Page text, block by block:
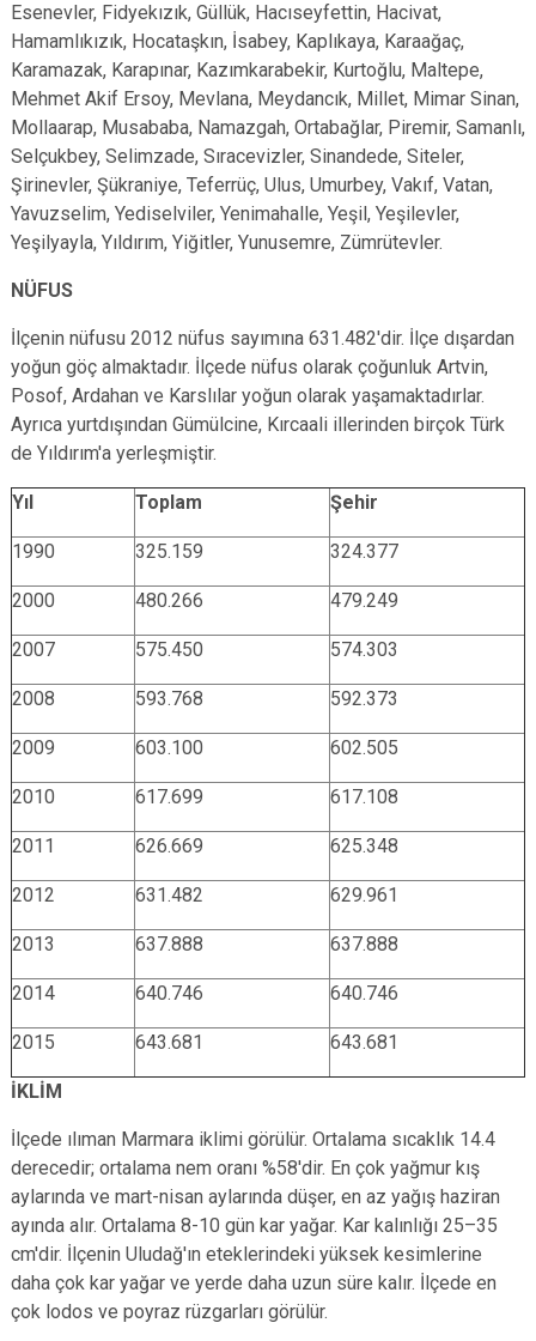
Esenevler, Fidyekızık, Güllük, Hacıseyfettin, Hacivat,
Hamamlıkızık, Hocataşkın, İsabey, Kaplıkaya, Karaağaç,
Karamazak, Karapınar, Kazımkarabekir, Kurtoğlu, Maltepe,
Mehmet Akif Ersoy, Mevlana, Meydancık, Millet, Mimar Sinan,
Mollaarap, Musababa, Namazgah, Ortabağlar, Piremir, Samanlı,
Selçukbey, Selimzade, Sıracevizler, Sinandede, Siteler,
Şirinevler, Şükraniye, Teferrüç, Ulus, Umurbey, Vakıf, Vatan,
Yavuzselim, Yediselviler, Yenimahalle, Yeşil, Yeşilevler,
Yeşilyayla, Yıldırım, Yiğitler, Yunusemre, Zümrütevler.
NÜFUS
İlçenin nüfusu 2012 nüfus sayımına 631.482'dir. İlçe dışardan
yoğun göç almaktadır. İlçede nüfus olarak çoğunluk Artvin,
Posof, Ardahan ve Karslılar yoğun olarak yaşamaktadırlar.
Ayrıca yurtdışından Gümülcine, Kırcaali illerinden birçok Türk
de Yıldırım'a yerleşmiştir.
Yıl Toplam Şehir
1990 325.159 324.377
2000 480.266 479.249
2007 575.450 574.303
2008 593.768 592.373
2009 603.100 602.505
2010 617.699 617.108
2011 626.669 625.348
2012 631.482 629.961
2013 637.888 637.888
2014 640.746 640.746
2015 643.681 643.681
İKLİM
İlçede ılıman Marmara iklimi görülür. Ortalama sıcaklık 14.4
derecedir; ortalama nem oranı %58'dir. En çok yağmur kış
aylarında ve mart-nisan aylarında düşer, en az yağış haziran
ayında alır. Ortalama 8-10 gün kar yağar. Kar kalınlığı 25–35
cm'dir. İlçenin Uludağ'ın eteklerindeki yüksek kesimlerine
daha çok kar yağar ve yerde daha uzun süre kalır. İlçede en
çok lodos ve poyraz rüzgarları görülür.